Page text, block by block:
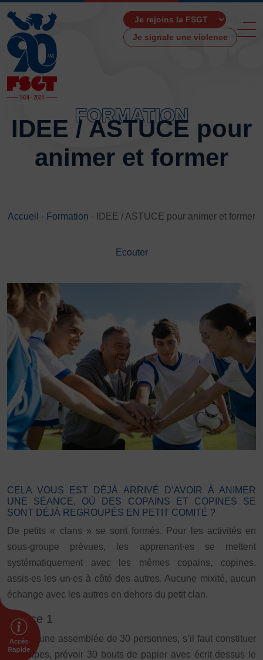
Je signale une violence
LA FSGT
Partenaires
Ressources média
Championnat de France FSGT
Enfance / Famille
Jeunesses
Santé
Seniors
Entreprises
Pratiques partagées
Écologie
Sport avec les exilés
ÉTHIQUE SPORTIVE
Prévenir les discriminations
Agir contre le dopage et les conduites dopantes
Préserver le pacte républicain
FORMATION
Livret de l’animateur·trice
Brevet Fédéral
BAFA
Officiel·les
Responsable associatif.ve FSGT
Formateur.trice.s
FORMATION
IDEE / ASTUCE pour
animer et former
Accueil - Formation - IDEE / ASTUCE pour animer et former
Ecouter
CELA VOUS EST DÉJÀ ARRIVÉ D’AVOIR À ANIMER
UNE SÉANCE, OÙ DES COPAINS ET COPINES SE
SONT DÉJÀ REGROUPÉS EN PETIT COMITÉ ?
De petits « clans » se sont formés. Pour les activités en
sous-groupe prévues, les apprenant∙es se mettent
systématiquement avec les mêmes copains, copines,
assis∙es les un∙es à côté des autres. Aucune mixité, aucun
échange avec les autres en dehors du petit clan.
Astuce 1
Face à une assemblée de 30 personnes, s’il faut constituer
3 équipes, prévoir 30 bouts de papier avec écrit dessus le